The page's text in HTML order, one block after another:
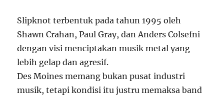
Slipknot terbentuk pada tahun 1995 oleh
Shawn Crahan, Paul Gray, dan Anders Colsefni
dengan visi menciptakan musik metal yang
lebih gelap dan agresif.
Des Moines memang bukan pusat industri
musik, tetapi kondisi itu justru memaksa band